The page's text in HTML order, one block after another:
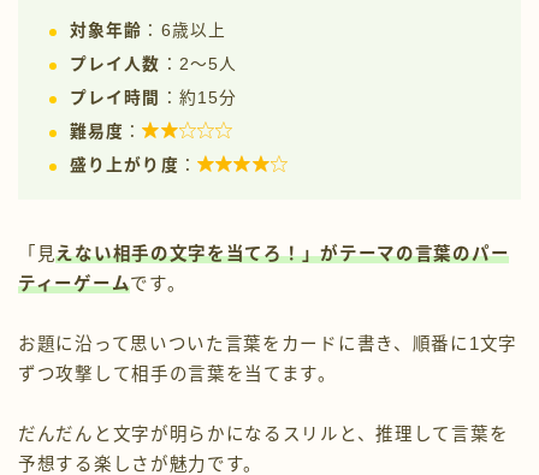
対象年齢 ：6歳以上
プレイ人数 ：2〜5人
プレイ時間
：約15分
難易度 ：
盛り上がり度 ： 
「見えない相手の文字を当てろ！」がテーマの言葉のパー
ティーゲームです。
お題に沿って思いついた言葉をカードに書き、順番に1文字
ずつ攻撃して相手の言葉を当てます。
だんだんと文字が明らかになるスリルと、推理して言葉を
予想する楽しさが魅力です。